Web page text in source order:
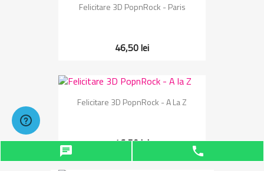
Felicitare 3D PopnRock - Paris
46,50 lei
Felicitare 3D PopnRock - A La Z
46,50 lei
chat phone